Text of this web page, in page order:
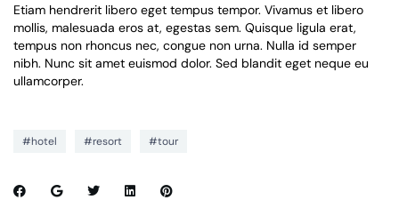
Etiam hendrerit libero eget tempus tempor. Vivamus et libero
mollis, malesuada eros at, egestas sem. Quisque ligula erat,
tempus non rhoncus nec, congue non urna. Nulla id semper
nibh. Nunc sit amet euismod dolor. Sed blandit eget neque eu
ullamcorper.
#hotel #resort #tour